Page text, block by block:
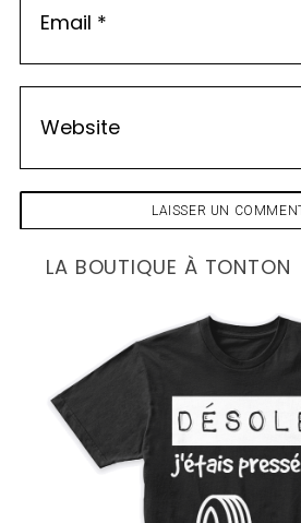
LA BOUTIQUE À TONTON